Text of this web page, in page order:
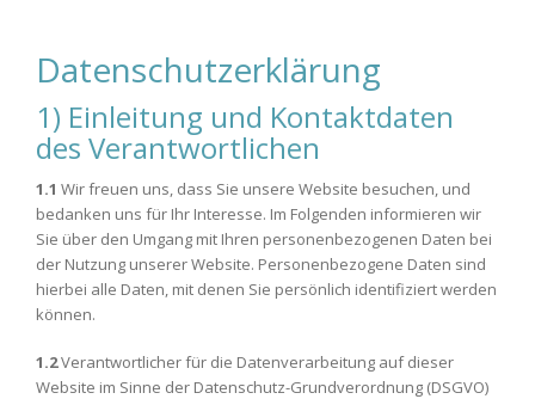
Datenschutzerklärung
1) Einleitung und Kontaktdaten
des Verantwortlichen
1.1 Wir freuen uns, dass Sie unsere Website besuchen, und
bedanken uns für Ihr Interesse. Im Folgenden informieren wir
Sie über den Umgang mit Ihren personenbezogenen Daten bei
der Nutzung unserer Website. Personenbezogene Daten sind
hierbei alle Daten, mit denen Sie persönlich identifiziert werden
können.
1.2Verantwortlicher für die Datenverarbeitung auf dieser
Website im Sinne der Datenschutz-Grundverordnung (DSGVO)